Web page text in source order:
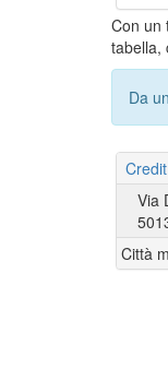
Con un
tabella,
Da
Via
Città